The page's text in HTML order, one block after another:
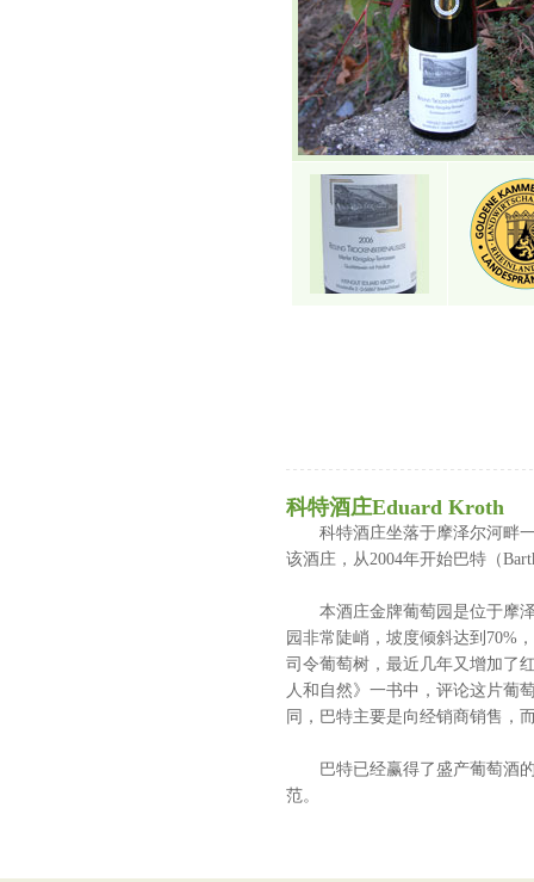
科特酒庄Eduard Kroth
科特酒庄坐落于摩泽尔河畔一
该酒庄，从2004年开始巴特（
本酒庄金牌葡萄园是位于摩泽
园非常陡峭，坡度倾斜达到70%
司令葡萄树，最近几年又增加了
人和自然》一书中，评论这片葡
同，巴特主要是向经销商销售，
巴特已经赢得了盛产葡萄酒的
范。